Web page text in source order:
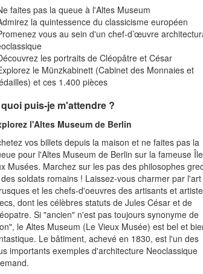
faites pas la queue à l'Altes Museum
la quintessence du classicisme européen
vous au sein d'un chef-d’œuvre
les portraits de Cléopâtre et César
le Münzkabinett (Cabinet des Monnaies et
et ces 1.400 pièces
puis-je m'attendre ?
l'Altes Museum de Berlin
vos billets depuis la maison et ne faites pas la
pour l'Altes Museum de Berlin sur la fameuse Île
Musées. Marchez sur les pas des philosophes
soldats romains ! Laissez-vous charmer par l'art
et les chefs-d'oeuvres des artisants et
dont les célèbres statuts de Jules César et de
Si "ancien" n'est pas toujours synonyme de
le Altes Museum (Le Vieux Musée) est bel et
Le bâtiment, achevé en 1830, est l'un des
importants exemples d'architecture Neoclassique